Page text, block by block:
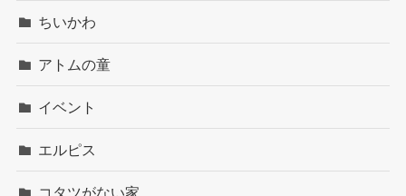
ちいかわ
アトムの童
イベント
エルピス
コタツがない家